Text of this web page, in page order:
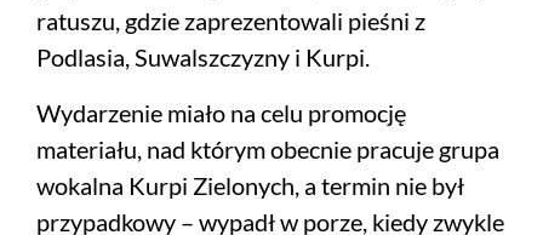
ratuszu, gdzie zaprezentowali pieśni z
Podlasia, Suwalszczyzny i Kurpi.
Wydarzenie miało na celu promocję
materiału, nad którym obecnie pracuje grupa
wokalna Kurpi Zielonych, a termin nie był
przypadkowy – wypadł w porze, kiedy zwykle